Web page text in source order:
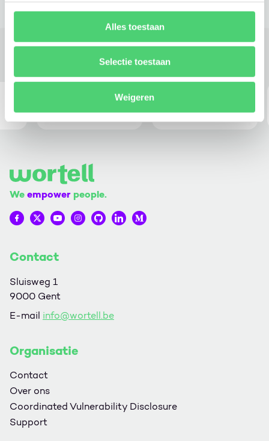
Alles toestaan
Selectie toestaan
Weigeren
Awards
Weempower people.
Wortell op Facebook
Wortell op Twitter
Wortell op YouTube
Wortell op Instagram
Wortell op Github
Wortell op LinkedIn
Wortell op Medium
Contact
Sluisweg 1
9000 Gent
E-mail info@wortell.be
Organisatie
Contact
Over ons
Coordinated Vulnerability Disclosure
Support